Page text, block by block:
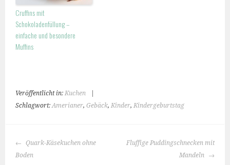
Cruffins mit
Schokoladenfüllung –
einfache und besondere
Muffins
Veröffentlicht in:Kuchen
Schlagwort:Amerianer,Gebäck,Kinder,Kindergeburtstag
BEITRAGS-
NAVIGATION
Quark-Käsekuchen ohne
Boden
Fluffige Puddingschnecken mit
Mandeln